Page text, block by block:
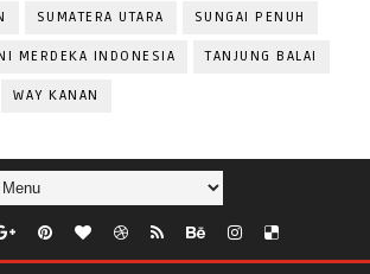
SUMATERA UTARA SUNGAI PENUH
MERDEKA INDONESIA TANJUNG BALAI
WAY KANAN